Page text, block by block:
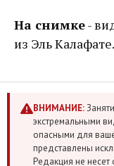
На снимке-
из Эль Калафате.
ВНИМАНИЕ:
экстремальными
опасными для
представлены
Редакция не несет